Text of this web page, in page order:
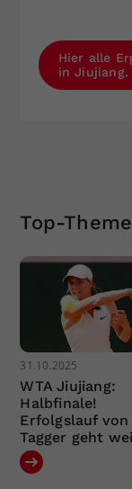
Hier alle
in Jiujiang.
Top-
31.10.2025
WTA Jiujiang:
Halbfinale!
Erfolgslauf von
Tagger geht